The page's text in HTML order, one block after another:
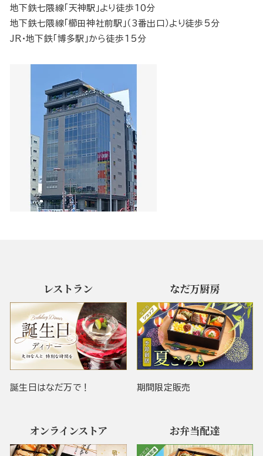
地下鉄七隈線「天神駅」より徒歩10分
地下鉄七隈線「櫛田神社前駅」（3番出口）より徒歩5分
JR・地下鉄「博多駅」から徒歩15分
レストラン
誕生日はなだ万で！
なだ万厨房
期間限定販売
オンラインストア お弁当配達